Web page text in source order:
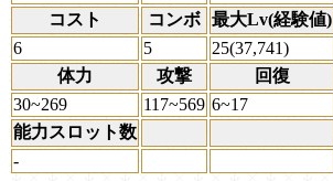
コスト
コンボ 最大Lv(経験値)
6
5
25(37,741)
体力
攻撃
回復
30~269
117~569 6~17
能力スロット数
-